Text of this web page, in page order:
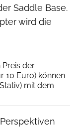
Saddle Base.
wird die
Preis der
10 Euro) können
mit dem